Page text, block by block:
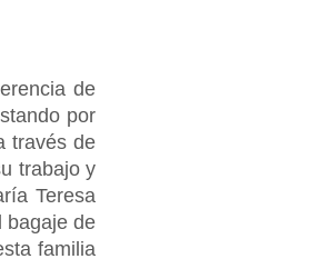
de
por
través de
trabajo y
Teresa
bagaje de
familia